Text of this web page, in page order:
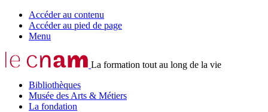
Accéder au contenu
Accéder au pied de page
Menu
La formation tout au long de la vie
Bibliothèques
Musée des Arts & Métiers
La fondation